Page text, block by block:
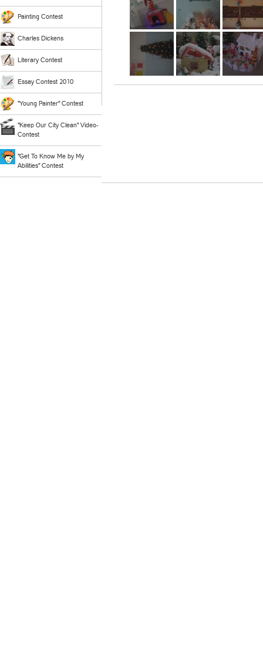
Painting Contest
Charles Dickens
Literary Contest
Essay Contest 2010
"Young Painter" Contest
"Keep Our City Clean" Video-
Contest
"Get To Know Me by My
Abilities" Contest